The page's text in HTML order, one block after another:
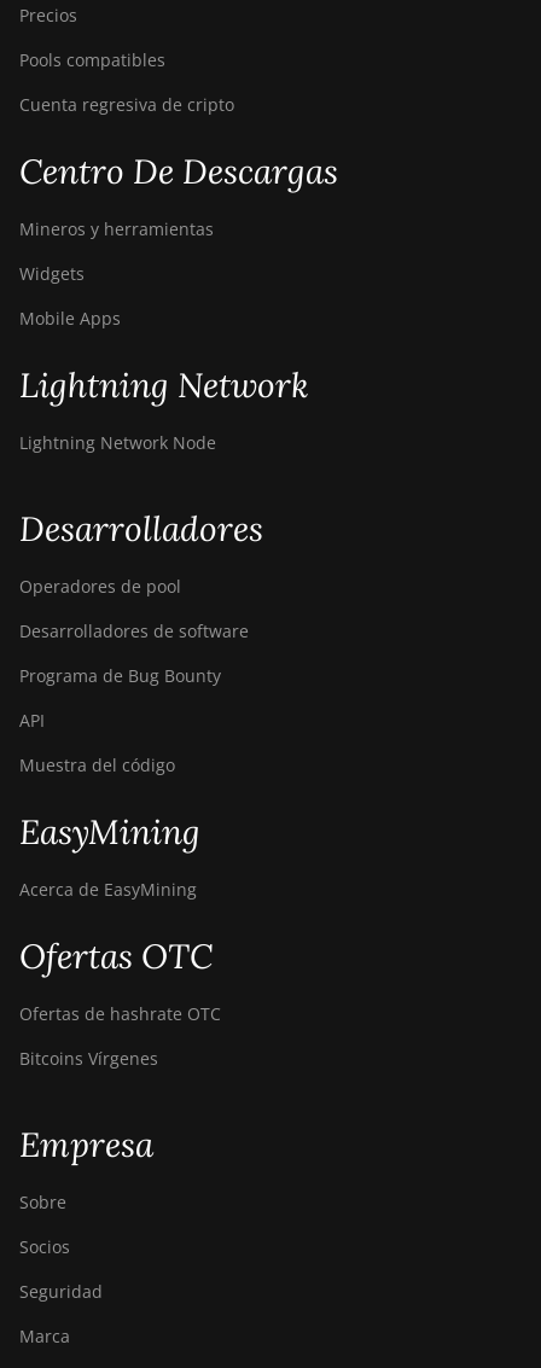
Precios
Pools compatibles
Cuenta regresiva de cripto
Centro De Descargas
Mineros y herramientas
Widgets
Mobile Apps
Lightning Network
Lightning Network Node
Desarrolladores
Operadores de pool
Desarrolladores de software
Programa de Bug Bounty
API
Muestra del código
EasyMining
Acerca de EasyMining
Ofertas OTC
Ofertas de hashrate OTC
Bitcoins Vírgenes
Empresa
Sobre
Socios
Seguridad
Marca